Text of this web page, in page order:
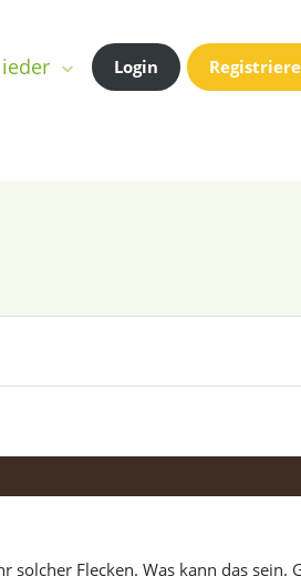
Login
Flecken. Was kann das sein.